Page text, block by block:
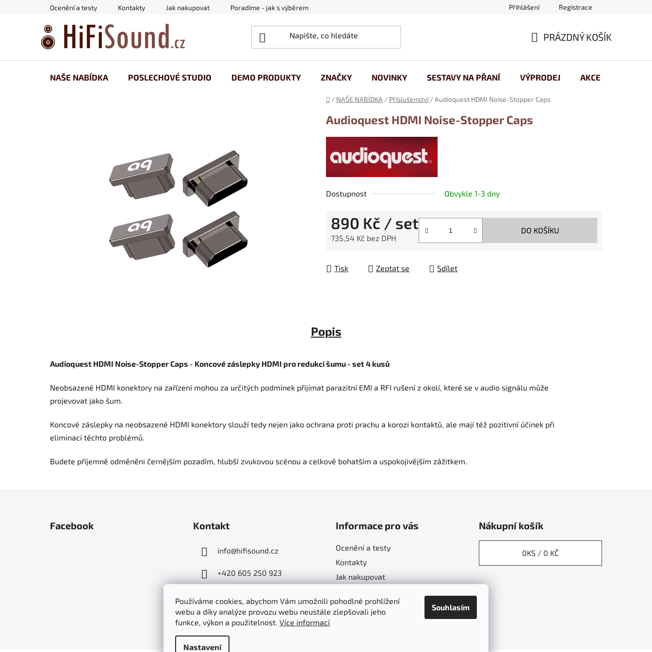
Používáme cookies, abychom Vám umožnili pohodlné prohlížení
webu a díky analýze provozu webu neustále zlepšovali jeho
funkce, výkon a použitelnost. Více informací
Nastavení
Souhlasím
Ocenění a testy Kontakty Jak nakupovat Poradíme - jak s výběrem Přihlášení Registrace
KOŠÍK
PRÁZDNÝ KOŠÍK
NAŠE NABÍDKA POSLECHOVÉ STUDIO DEMO PRODUKTY ZNAČKY NOVINKY SESTAVY NA PŘANÍ VÝPRODEJ AKCE
Domů
/ NAŠE NABÍDKA / Příslušenství /Audioquest HDMI Noise-Stopper Caps
Audioquest HDMI Noise-Stopper Caps
Dostupnost Obvykle 1-3 dny
890 Kč / set
735,54 Kč bez DPH
DO KOŠÍKU
Tisk Zeptat se Sdílet
Popis
Audioquest HDMI Noise-Stopper Caps - Koncové záslepky HDMI pro redukci šumu - set 4 kusů
Neobsazené HDMI konektory na zařízení mohou za určitých podmínek přijímat parazitní EMI a RFI rušení z okolí, které se v audio signálu může
projevovat jako šum.
Koncové záslepky na neobsazené HDMI konektory slouží tedy nejen jako ochrana proti prachu a korozi kontaktů, ale mají též pozitivní účinek při
eliminaci těchto problémů.
Budete příjemně odměněni černějším pozadím, hlubší zvukovou scénou a celkově bohatším a uspokojivějším zážitkem.
Facebook Kontakt
info@hifisound.cz
+420 605 250 923
Informace pro vás
Ocenění a testy
Kontakty
Jak nakupovat
Obchodní podmínky
Nákupní košík
0KS / 0 KČ